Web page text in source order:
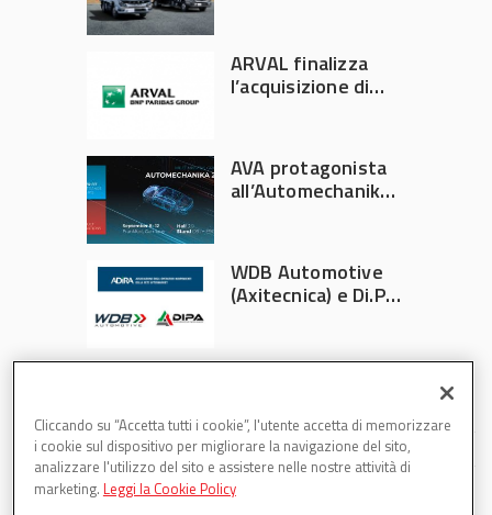
ARVAL finalizza
l’acquisizione di
AVA protagonista
all’Automechanika
WDB Automotive
(Axitecnica) e Di.Pa.
Cliccando su “Accetta tutti i cookie”, l'utente accetta di memorizzare
i cookie sul dispositivo per migliorare la navigazione del sito,
analizzare l'utilizzo del sito e assistere nelle nostre attività di
marketing. Leggi la Cookie Policy